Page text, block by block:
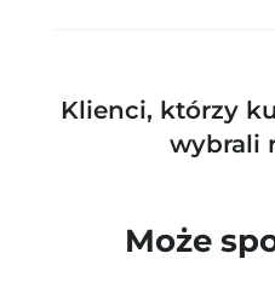
Klienci, którzy
wybrali
Może